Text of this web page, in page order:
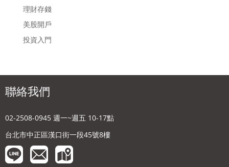
理財存錢
美股開戶
投資入門
聯絡我們
02-2508-0945 週一~週五 10-17點
台北市中正區漢口街一段45號8樓